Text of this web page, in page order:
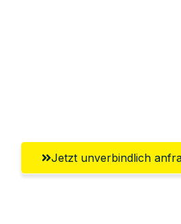
Jetzt unverbindlich